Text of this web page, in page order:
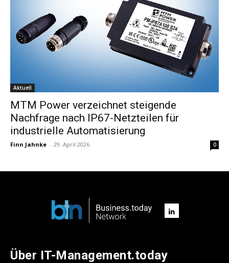
Aktuell
MTM Power verzeichnet steigende
Nachfrage nach IP67-Netzteilen für
industrielle Automatisierung
Finn Jahnke - 29. April 2026 0
Über IT-Management.today